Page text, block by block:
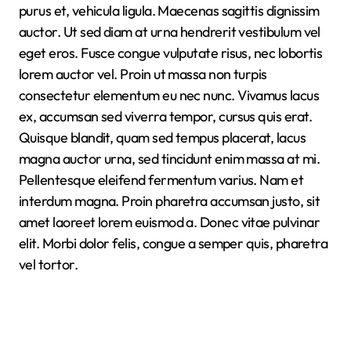
purus et, vehicula ligula. Maecenas sagittis dignissim
auctor. Ut sed diam at urna hendrerit vestibulum vel
eget eros. Fusce congue vulputate risus, nec lobortis
lorem auctor vel. Proin ut massa non turpis
consectetur elementum eu nec nunc. Vivamus lacus
ex, accumsan sed viverra tempor, cursus quis erat.
Quisque blandit, quam sed tempus placerat, lacus
magna auctor urna, sed tincidunt enim massa at mi.
Pellentesque eleifend fermentum varius. Nam et
interdum magna. Proin pharetra accumsan justo, sit
amet laoreet lorem euismod a. Donec vitae pulvinar
elit. Morbi dolor felis, congue a semper quis, pharetra
vel tortor.